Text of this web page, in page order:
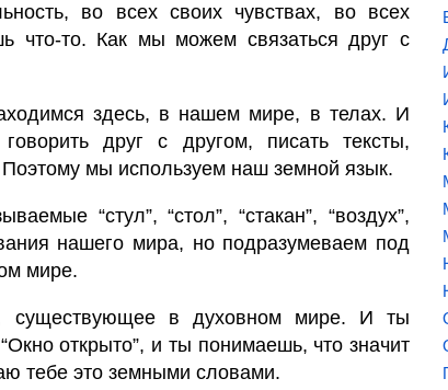
во всех своих чувствах, во всех
что-то. Как мы можем связаться друг с
здесь, в нашем мире, в телах. И
друг с другом, писать тексты,
мы используем наш земной язык.
“стул”, “стол”, “стакан”, “воздух”,
нашего мира, но подразумеваем под
мире.
существующее в духовном мире. И ты
открыто”, и ты понимаешь, что значит
тебе это земными словами.